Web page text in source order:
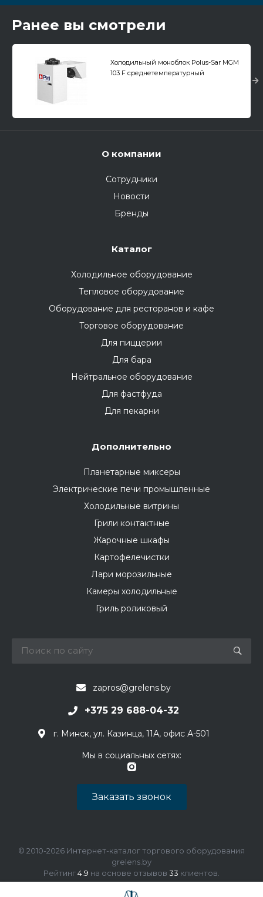
Ранее вы смотрели
Холодильный моноблок Polus-Sar MGM
103 F среднетемпературный
О компании
Сотрудники
Новости
Бренды
Каталог
Холодильное оборудование
Тепловое оборудование
Оборудование для ресторанов и кафе
Торговое оборудование
Для пиццерии
Для бара
Нейтральное оборудование
Для фастфуда
Для пекарни
Дополнительно
Планетарные миксеры
Электрические печи промышленные
Холодильные витрины
Грили контактные
Жарочные шкафы
Картофелечистки
Лари морозильные
Камеры холодильные
Гриль роликовый
zapros@grelens.by
+375 29 688-04-32
г. Минск, ул. Казинца, 11А, офис А-501
Мы в социальных сетях:
Заказать звонок
© 2010-2026 Интернет-каталог торгового оборудования
grelens.by
Рейтинг4.9 на основе отзывов 33 клиентов.